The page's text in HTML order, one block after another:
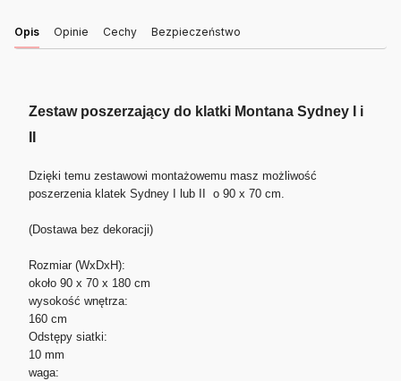
Opis Opinie Cechy Bezpieczeństwo
Zestaw poszerzający do klatki Montana Sydney I i
Dzięki temu zestawowi montażowemu masz możliwość
poszerzenia klatek Sydney I lub II o 90 x 70 cm.
(Dostawa bez dekoracji)
Rozmiar (WxDxH):
około 90 x 70 x 180 cm
wysokość wnętrza:
160 cm
Odstępy siatki:
10 mm
waga: